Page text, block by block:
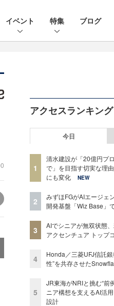
イベント 特集 ブログ
アクセスランキング
今日
1
清水建設が「20億円プ
で」を目指す切実な理
にも変化
NEW
2
みずほFGがAIエージェ
開発基盤「Wiz Base」
3
AIでシニアが無双状態
アクセンチュア トップ
4
Honda／三菱UFJ信託銀
性”を共存させた
5
JR東海がNRIと挑む“
ニア構想を支えるAI活
設計